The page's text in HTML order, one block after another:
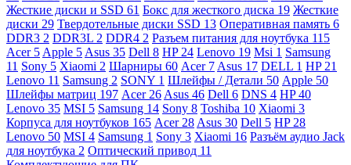
Жесткие диски и SSD 61 Бокс для жесткого диска 19 Жесткие
диски 29 Твердотельные диски SSD 13 Оперативная память 6
DDR3 2 DDR3L 2 DDR4 2 Разъем питания для ноутбука 115
Acer 5 Apple 5 Asus 35 Dell 8 HP 24 Lenovo 19 Msi 1 Samsung
11 Sony 5 Xiaomi 2 Шарниры 60 Acer 7 Asus 17 DELL 1 HP 21
Lenovo 11 Samsung 2 SONY 1 Шлейфы / Детали 50 Apple 50
Шлейфы матриц 197 Acer 26 Asus 46 Dell 6 DNS 4 HP40
Lenovo 35 MSI 5 Samsung 14 Sony 8 Toshiba 10 Xiaomi 3
Корпуса для ноутбуков 165 Acer 28 Asus 30 Dell 5 HP 28
Lenovo 50 MSI 4 Samsung 1 Sony 3 Xiaomi 16 Разъём аудио Jack
для ноутбука 2 Оптический привод 11